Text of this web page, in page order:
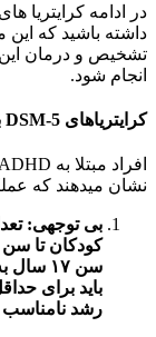
داشته باشید که
تشخیص و درمان
انجام شود.
کرایتریاهای DSM-5
نشان میدهند که
بی توجهی:
سن ۱۷
رشد نامناسب